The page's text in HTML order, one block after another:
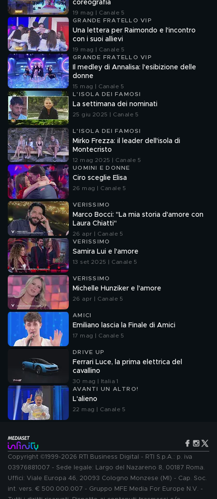
coreografia
19 mag | Canale 5
GRANDE FRATELLO VIP
Una lettera per Raimondo e l'incontro
con i suoi allievi
19 mag | Canale 5
GRANDE FRATELLO VIP
Il medley di Annalisa: l'esibizione delle
donne
15 mag | Canale 5
L'ISOLA DEI FAMOSI
La settimana dei nominati
25 giu 2025 | Canale 5
L'ISOLA DEI FAMOSI
Mirko Frezza: il leader dell'isola di
Montecristo
12 mag 2025 | Canale 5
UOMINI E DONNE
Ciro sceglie Elisa
26 mag | Canale 5
VERISSIMO
Marco Bocci: "La mia storia d'amore con
Laura Chiatti"
26 apr | Canale 5
VERISSIMO
Samira Lui e l'amore
13 set 2025 | Canale 5
VERISSIMO
Michelle Hunziker e l'amore
26 apr | Canale 5
AMICI
Emiliano lascia la Finale di Amici
17 mag | Canale 5
DRIVE UP
Ferrari Luce, la prima elettrica del
cavallino
30 mag | Italia 1
AVANTI UN ALTRO!
L'alieno
22 mag | Canale 5
Copyright ©1999-2026 RTI Business Digital - RTI S.p.A.: p. iva
03976881007 - Sede legale: Largo del Nazareno 8, 00187 Roma.
Uffici: Viale Europa 46, 20093 Cologno Monzese (MI) - Cap. Soc.
int. vers. € 500.000.007 - Gruppo MFE Media For Europe N.V. -